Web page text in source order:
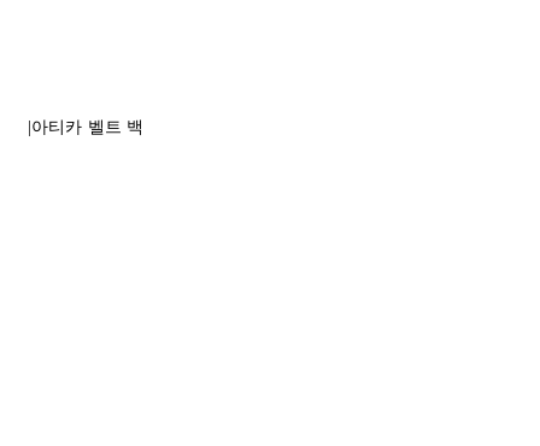
아티카 벨트 백